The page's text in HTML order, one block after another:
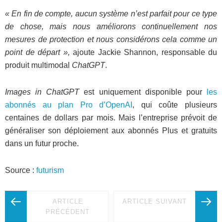
« En fin de compte, aucun système n’est parfait pour ce type
de chose, mais nous améliorons continuellement nos
mesures de protection et nous considérons cela comme un
point de départ », ajoute Jackie Shannon, responsable du
produit multimodal ChatGPT.
Images in ChatGPTest uniquement disponible pour
les
abonnés au plan Pro d’OpenAI , qui coûte plusieurs
centaines de dollars par mois. Mais l’entreprise prévoit de
généraliser son déploiement aux abonnés Plus et gratuits
dans un futur proche.
Source : futurism
ARTICLE
PRÉCÉDENT
ARTICLE SUIVANT